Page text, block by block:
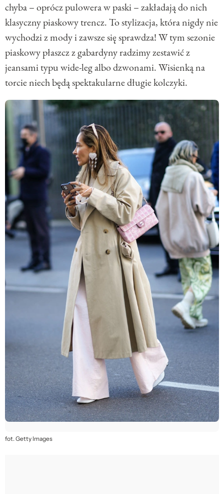
chyba – oprócz pulowera w paski – zakładają do nich
klasyczny piaskowy trencz. To stylizacja, która nigdy nie
wychodzi z mody i zawsze się sprawdza! W tym sezonie
piaskowy płaszcz z gabardyny radzimy zestawić z
jeansami typu wide-leg albo dzwonami. Wisienką na
torcie niech będą spektakularne długie kolczyki.
fot. Getty Images